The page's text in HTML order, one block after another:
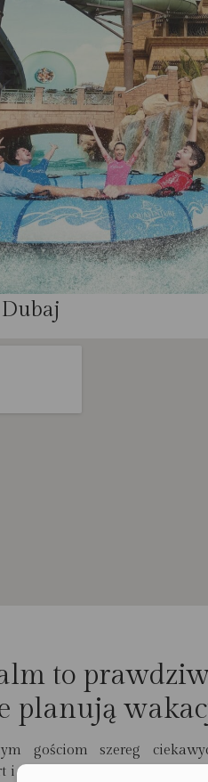
to
planują
gościom szereg
potrzeby, stanowi